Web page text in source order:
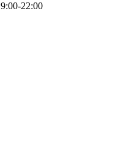
9:00-22:00